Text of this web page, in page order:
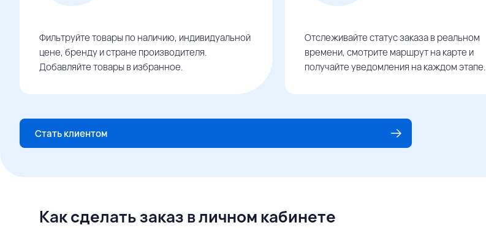
Фильтруйте товары по наличию, индивидуальной
цене, бренду и стране производителя.
Добавляйте товары в избранное.
Отслеживайте статус заказа в реальном
времени, смотрите маршрут на карте и
получайте уведомления на каждом этапе.
Стать клиентом
Как сделать заказ в личном кабинете